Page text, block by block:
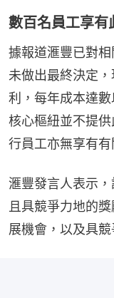
數百名員工享有
據報道滙豐已對
未做出最終決定
利，每年成本達
核心樞紐並不提
行員工亦無享有有
滙豐發言人表示
且具競爭力地的
展機會，以及具